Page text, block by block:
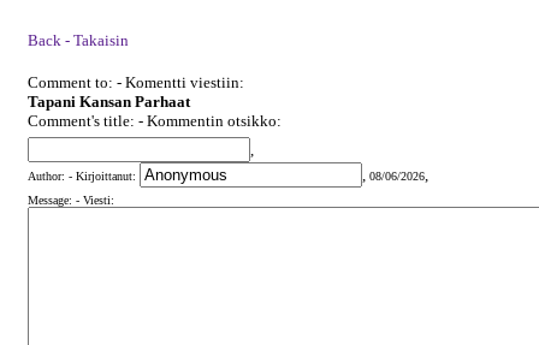
Back - Takaisin
Comment to: - Komentti viestiin:
Tapani Kansan Parhaat
Comment's title: - Kommentin otsikko:
,
Author: - Kirjoittanut: , 08/06/2026,
Message: - Viesti: